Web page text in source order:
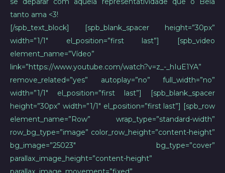
tanto ama <3!
[/spb_text_block] [spb_blank_spacer height=”30px”
width=”1/1″ el_position=”first last”] [spb_video
element_name=”Vídeo”
link=”https://www.youtube.com/watch?v=z_-_hIuE1YA”
remove_related=”yes” autoplay=”no” full_width=”no”
width=”1/1″ el_position=”first last”] [spb_blank_spacer
height=”30px” width=”1/1″ el_position=”first last”] [spb_row
element_name=”Row” wrap_type=”standard-width”
row_bg_type=”image” color_row_height=”content-height”
bg_image=”25023″ bg_type=”cover”
parallax_image_height=”content-height”